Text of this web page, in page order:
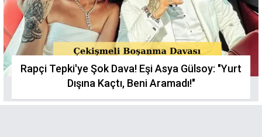
Rapçi Tepki'ye Şok Dava! Eşi Asya Gülsoy: "Yurt
Dışına Kaçtı, Beni Aramadı!"